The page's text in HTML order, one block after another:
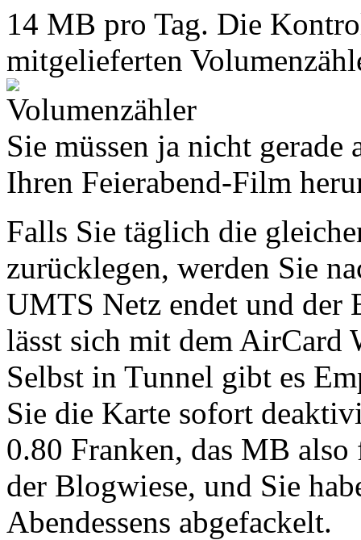
14 MB pro Tag. Die
mitgelieferten
Sie müssen ja nicht gerade
Ihren Feierabend-Film
Falls Sie täglich die
zurücklegen, werden Sie
UMTS Netz endet und der
lässt sich mit dem AirCard
Selbst in Tunnel gibt es
Sie die Karte sofort
0.80 Franken, das MB
der Blogwiese, und Sie
Abendessens abgefackelt.